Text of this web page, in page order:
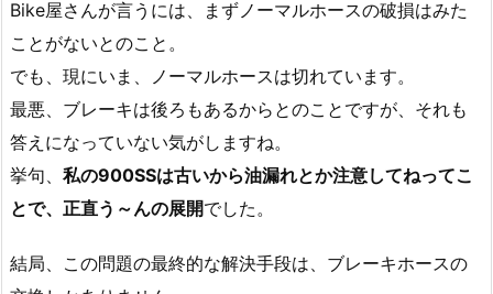
Bike屋さんが言うには、まずノーマルホースの破損はみた
ことがないとのこと。
でも、現にいま、ノーマルホースは切れています。
最悪、ブレーキは後ろもあるからとのことですが、それも
答えになっていない気がしますね。
挙句、 私の900SSは古いから油漏れとか注意してねってこ
とで、正直う～んの展開でした。
結局、この問題の最終的な解決手段は、ブレーキホースの